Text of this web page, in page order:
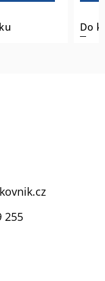
košíku
255